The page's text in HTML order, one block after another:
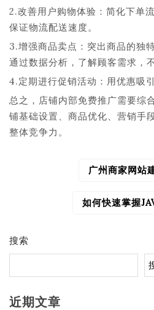
2.改善用户购物体验：简化下单
保证物流配送速度。
3.增强商品卖点：突出商品的独
通过数据分析，了解顾客需求，
4.定期进行促销活动：用优惠吸
总之，店铺内部免费推广需要综
铺基础设置、商品优化、营销手
整体竞争力。
广州商家网站
如何快速掌握
搜索
近期文章